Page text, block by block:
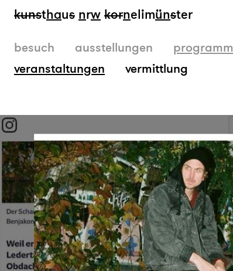
kunsthaus nrw kornelimünster
besuch ausstellungen
programm
veranstaltungen
vermittlung